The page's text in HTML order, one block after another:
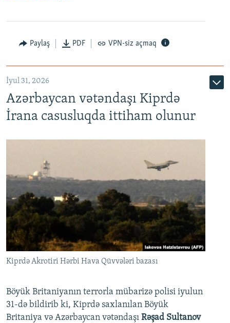
Paylaş PDF VPN-siz açmaq
İyul 31, 2026
Azərbaycan vətəndaşı Kiprdə
İrana casusluqda ittiham olunur
Kiprdə Akrotiri Hərbi Hava Qüvvələri bazası
Böyük Britaniyanın terrorla mübarizə polisi iyulun
31-də bildirib ki, Kiprdə saxlanılan Böyük
Britaniya və Azərbaycan vətəndaşı Rəşad Sultanov